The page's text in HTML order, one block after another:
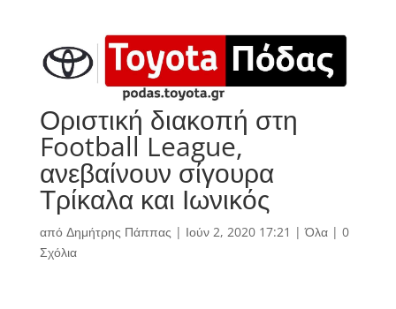
Οριστική διακοπή στη
Football League,
ανεβαίνουν σίγουρα
Τρίκαλα και Ιωνικός
από Δημήτρης Πάππας | Ιούν 2, 2020 17:21 |Όλα| 0
Σχόλια